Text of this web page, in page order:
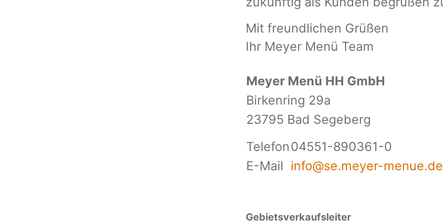
Mit freundlichen Grüßen
Ihr Meyer Menü Team
Meyer Menü HH GmbH
Birkenring 29a
23795 Bad Segeberg
Telefon04551-890361-0
E-Mail info@se.meyer-menue.de
Gebietsverkaufsleiter